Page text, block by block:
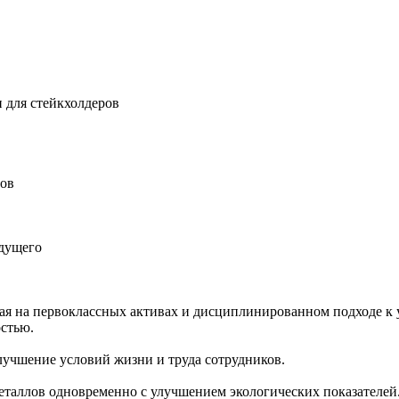
стейкхолдеров
на первоклассных активах и дисциплинированном подходе
условий жизни и труда сотрудников.
одновременно с улучшением экологических